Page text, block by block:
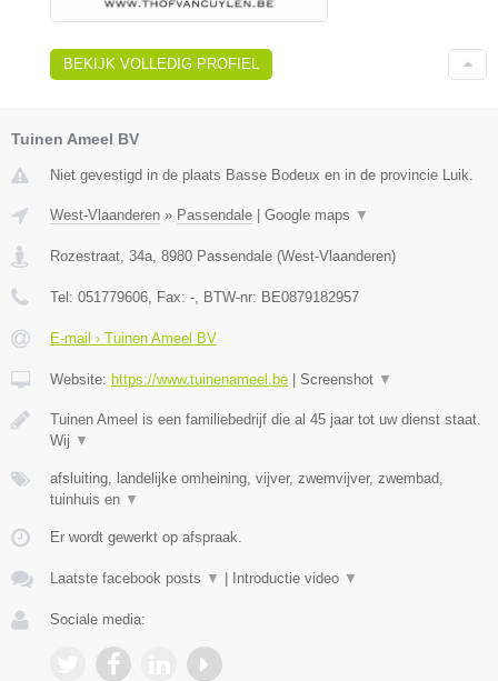
BEKIJK VOLLEDIG PROFIEL
Tuinen Ameel BV
Niet gevestigd in de plaats Basse Bodeux en in de provincie Luik.
West-Vlaanderen » Passendale Google maps ▼
Rozestraat, 34a, 8980 Passendale (West-Vlaanderen)
Tel: 051779606, Fax: -, BTW-nr: BE0879182957
E-mail › Tuinen Ameel BV
Website: https://www.tuinenameel.be Screenshot ▼
Tuinen Ameel is een familiebedrijf die al 45 jaar tot uw dienst staat.
Wij ▼
afsluiting, landelijke omheining, vijver, zwemvijver, zwembad,
tuinhuis en ▼
Er wordt gewerkt op afspraak.
Laatste facebook posts ▼ Introductie video ▼
Sociale media: